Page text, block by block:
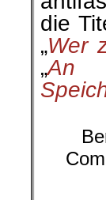
die
„Wer
„An